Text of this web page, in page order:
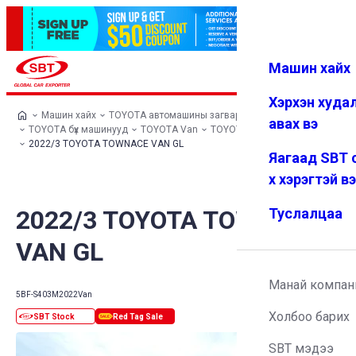
Дуртай Цэс
Машин хайх
Хэрхэн
авах вэ
Яагаад SBT
х хэрэгтэй
Туслалцаа
Манай
Холбоо барих
SBT мэдээ
Машин хайх
TOYOTA автомашины загварууд
TOYOTA бүх машинууд
TOYOTA Van
TOYOTA TOWNACE VAN
2022/3 TOYOTA TOWNACE VAN GL
2022/3 TOYOTA TOWNACE
VAN GL
5BF-S403M2022Van